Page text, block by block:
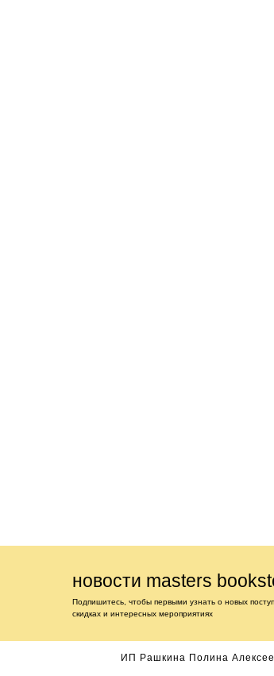
новости masters
Подпишитесь, чтобы первыми узнать о новых
скидках и интересных мероприятиях
ИП Рашкина Полина